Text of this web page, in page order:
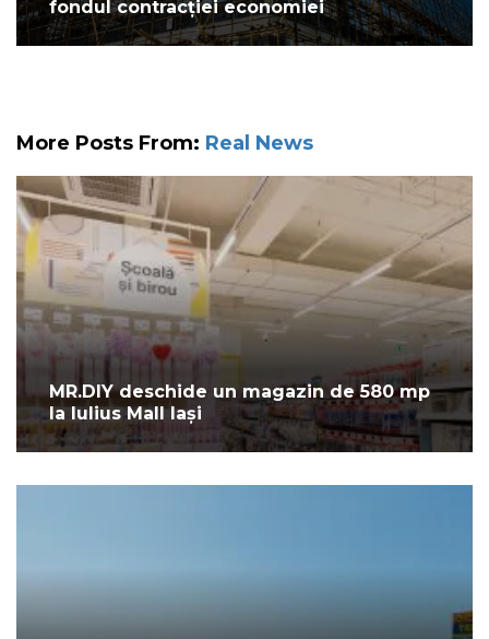
fondul contracției economiei
More Posts From: Real News
MR.DIY deschide un magazin de 580 mp
la Iulius Mall Iași